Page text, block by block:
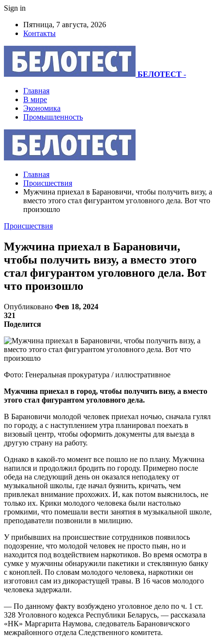
Sign in
Пятница, 7 августа, 2026
Контакты
БЕЛОТЕСТ -
Главная
В мире
Экономика
Промышленность
Главная
Происшествия
Мужчина приехал в Барановичи, чтобы получить визу, а
вместо этого стал фигурантом уголовного дела. Вот что
произошло
Происшествия
Мужчина приехал в Барановичи,
чтобы получить визу, а вместо этого
стал фигурантом уголовного дела. Вот
что произошло
Опубликовано Фев 18, 2024
321
Поделится
Фото: Генеральная прокуратура / иллюстративное
Мужчина приехал в город, чтобы получить визу, а вместо
этого стал фигурантом уголовного дела.
В Барановичи молодой человек приехал ночью, сначала гулял
по городу, а с наступлением утра планировал поехать в
визовый центр, чтобы оформить документы для выезда в
другую страну на работу.
Однако в какой-то момент все пошло не по плану. Мужчина
напился и продолжил бродить по городу. Примерно после
обеда на следующий день он оказался неподалеку от
музыкальной школы, где начал буянить, кричать, чем
привлекал внимание прохожих. И, как потом выяснилось, не
только их. Крики молодого человека были настолько
громкими, что помешали вести занятия в музыкальной школе,
преподаватели позвонили в милицию.
У прибывших на происшествие сотрудников появилось
подозрение, что молодой человек не просто пьян, но и
находится под воздействием наркотиков. Во время осмотра в
сумке у мужчины обнаружили пакетики и стеклянную банку
с коноплей. По словам молодого человека, наркотики он
изготовил сам из дикорастущей травы. В 16 часов молодого
человека задержали.
— По данному факту возбуждено уголовное дело по ч. 1 ст.
328 Уголовного кодекса Республики Беларусь, — рассказала
«НК» Маргарита Наумова, следователь Барановичского
межрайонного отдела Следственного комитета.